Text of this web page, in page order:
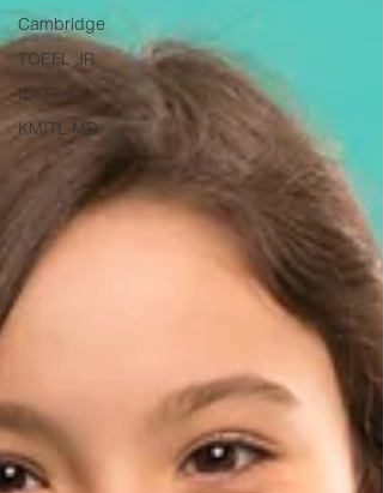
Cambridge
TOEFL JR
IELTS
KMITL MD